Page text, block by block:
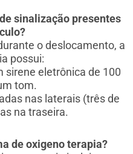
sinalização presentes
o deslocamento, a
possui:
sirene eletrônica de 100
tom.
nas laterais (três de
na traseira.
de oxigeno terapia?